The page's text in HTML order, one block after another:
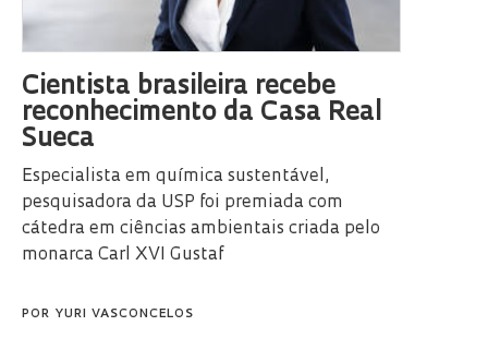
Cientista brasileira recebe
reconhecimento da Casa Real
Sueca
Especialista em química sustentável,
pesquisadora da USP foi premiada com
cátedra em ciências ambientais criada pelo
monarca Carl XVI Gustaf
POR YURI VASCONCELOS